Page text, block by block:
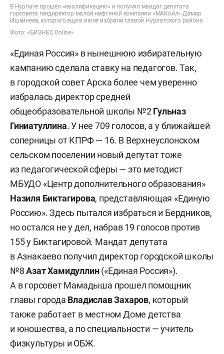
В Нурлате прошел «квалификацию» и получил мандат депутата
горсовета гендиректор малой нефтяной компании «МАКойл» Дамир
Ишкинеев, которого еще в июне избрали главой Нурлатского района
Фото: «БИЗНЕС Online»
«Единая Россия» в нынешнюю избирательную
кампанию сделала ставку на педагогов. Так,
в городской совет Арска более чем уверенно
избралась директор средней
общеобразовательной школы №2Гульназ
Гиниатуллина. У нее 709 голосов, а у ближайшей
соперницы от КПРФ — 16. В Верхнеуслонском
сельском поселении новый депутат тоже
из педагогической сферы — это методист
МБУДО «Центр дополнительного образования»
Назиля Биктагирова, представляющая «Единую
Россию». Здесь пытался избраться и Бердников,
но остался не у дел, набрав 19 голосов против
155 у Биктагировой. Мандат депутата
в Азнакаево получил директор городской школы
№8Азат Хамидуллин(«Единая Россия»).
А в горсовет Мамадыша прошел помощник
главы города Владислав Захаров, который
также работает в местном Доме детства
и юношества, а по специальности — учитель
физкультуры и ОБЖ.